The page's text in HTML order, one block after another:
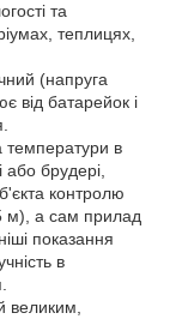
та
теплицях,
(напруга
від батарейок і
температури в
або брудері,
контролю
м), а сам прилад
показання
в
великим,